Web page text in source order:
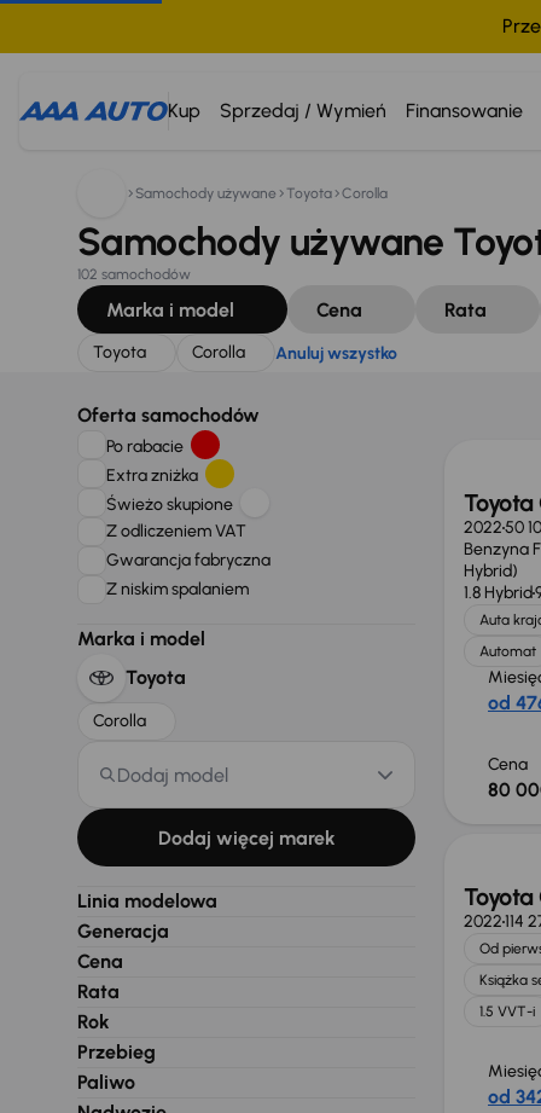
Kup Sprzedaj / Wymień Finansowanie
Szukam: Anuluj wszystko
Samochody używane Toyota Corolla
Samochody używane
102 samochodów
Marka i model Cena Rata
Toyota Corolla Anuluj wszystko
Oferta samochodów
Po rabacie
Extra zniżka
Świeżo skupione
Z odliczeniem VAT
Gwarancja fabryczna
Z niskim spalaniem
Marka i model
Toyota
Corolla
Dodaj model
Dodaj więcej marek
Linia modelowa
Generacja
Cena
Rata
Rok
Przebieg
Paliwo
Toyota
202250
Benzyna
Hybrid)
1.8 Hybrid
Auta
Automat
od
Cena
80
Toyota
2022114
Od
Książka
1.5 VVT-i
od